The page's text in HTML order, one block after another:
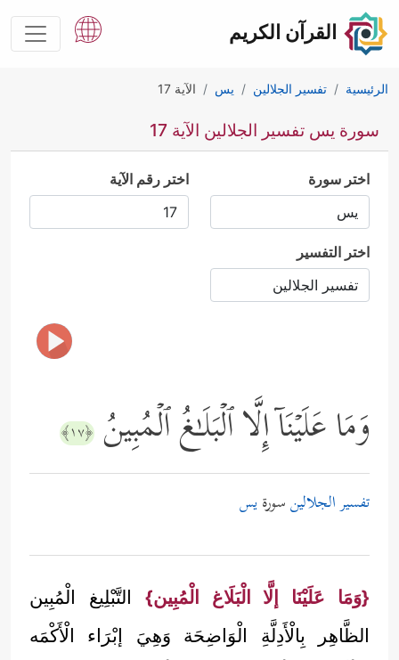
القرآن الكريم
الرئيسية تفسير الجلالين يس الآية 17
سورة يس تفسير الجلالين الآية 17
اختر سورة اختر رقم الآية
اختر التفسير
وَمَا عَلَیۡنَاۤ إِلَّا ٱلۡبَلَـٰغُ ٱلۡمُبِینُ ﴿١٧﴾
تفسير الجلالينسورةيس
{وَمَا عَلَيْنَا إلَّا الْبَلَاغ الْمُبِين} التَّبْلِيغ الْمُبِين
الظَّاهِر بِالْأَدِلَّةِ الْوَاضِحَة وَهِيَ إبْرَاء الْأَكْمَه